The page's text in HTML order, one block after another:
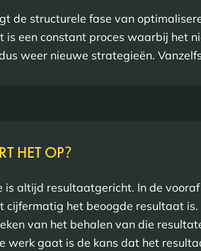
de structurele fase van
is een constant proces waarbij het
weer nieuwe strategieën.
HET OP?
is altijd resultaatgericht. In de
cijfermatig het beoogde resultaat
van het behalen van die
werk gaat is de kans dat het